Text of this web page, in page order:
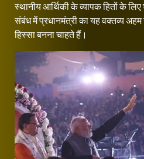
स्थानीय आर्थिकी के व्यापक हितों के
संबंध में प्रधानमंत्री का यह वक्तव्य अहम
हिस्सा बनना चाहते हैं।